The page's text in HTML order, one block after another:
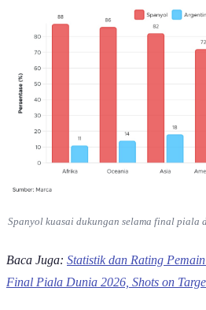
perpanjangan waktu di MetLife
Jersey. Sepanjang laga, skuad besutan
mendominasi, meski kokohnya
kacamata bertahan hingga waktu normal
Kebuntuan baru pecah pada babak
setelah petaka kartu merah menimpa
Kemenangan ini menegaskan bahwa
memenangkan hati mayoritas
penjuru bumi. Jika biasanya partai final